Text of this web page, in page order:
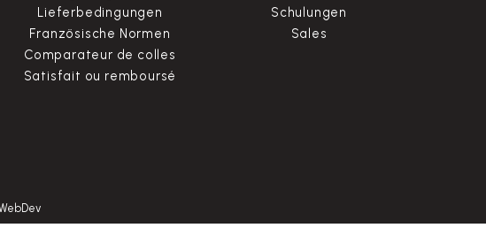
Lieferbedingungen
Französische Normen
Comparateur de colles
Satisfait ou remboursé
Schulungen
Sales